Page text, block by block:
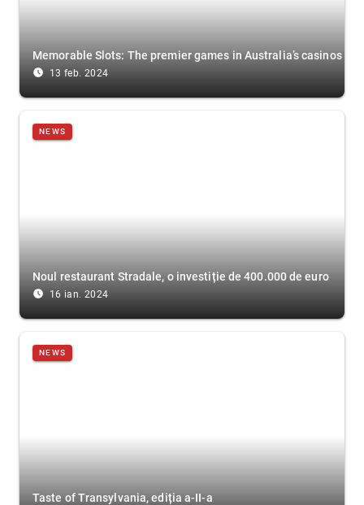
Memorable Slots: The premier games in Australia’s casinos
access_time_filled 13 feb. 2024
NEWS
Noul restaurant Stradale, o investiție de 400.000 de euro
access_time_filled 16 ian. 2024
NEWS
Taste of Transylvania, ediția a-II-a